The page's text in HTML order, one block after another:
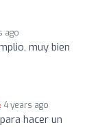
ago
muy bien
4 years ago
hacer un